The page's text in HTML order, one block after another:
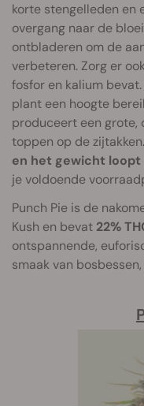
korte stengelleden en
overgang naar de
ontbladeren om de
verbeteren. Zorg er
fosfor en kalium
plant een hoogte
produceert een grote,
toppen op de zijtakken.
en het gewicht loopt
je voldoende
Punch Pie is de
Kush en bevat 22%
ontspannende,
smaak van